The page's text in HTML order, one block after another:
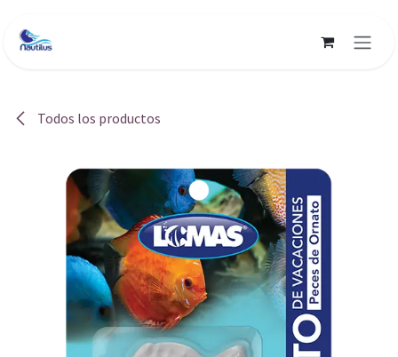
Todos los productos